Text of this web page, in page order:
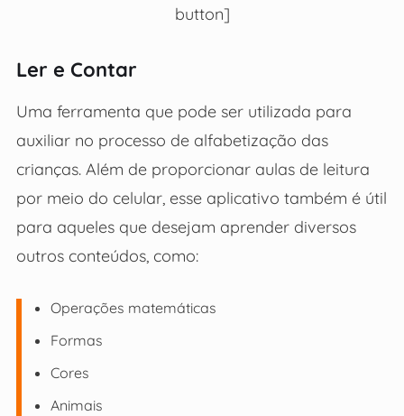
button]
Ler e Contar
Uma ferramenta que pode ser utilizada para
auxiliar no processo de alfabetização das
crianças. Além de proporcionar aulas de leitura
por meio do celular, esse aplicativo também é útil
para aqueles que desejam aprender diversos
outros conteúdos, como:
Operações matemáticas
Formas
Cores
Animais